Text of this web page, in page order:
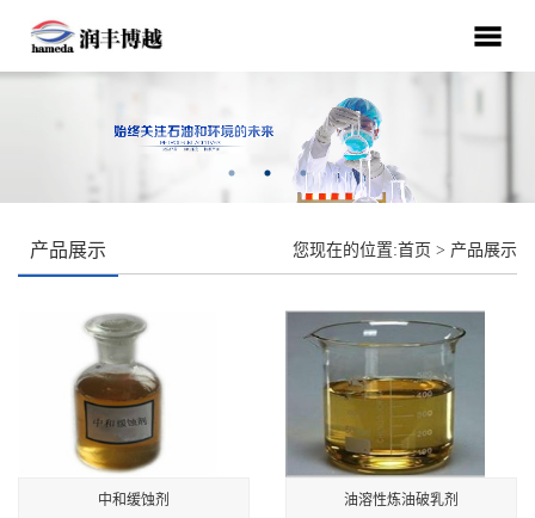
产品展示 您现在的位置:首页 > 产品展示
中和缓蚀剂 油溶性炼油破乳剂